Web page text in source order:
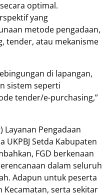
optimal.
yang
metode pengadaan,
tender, atau mekanisme
di lapangan,
sistem seperti
tender/e-purchasing,”
Layanan Pengadaan
UKPBJ Setda Kabupaten
FGD berkenaan
dalam seluruh
Adapun untuk peserta
Kecamatan, serta sekitar